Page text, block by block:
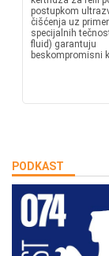
postupkom
čišćenja uz
specijalnih
fluid) garantuju
beskompromisni
PODKAST